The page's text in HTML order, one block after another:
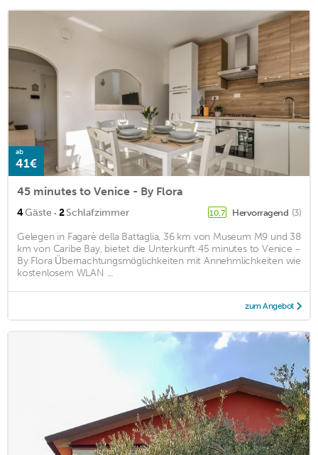
ab
41€
45 minutes to Venice - By Flora
4Gäste · 2Schlafzimmer 10,7 Hervorragend (3)
Gelegen in Fagarè della Battaglia, 36 km von Museum M9 und 38
km von Caribe Bay, bietet die Unterkunft 45 minutes to Venice -
By Flora Übernachtungsmöglichkeiten mit Annehmlichkeiten wie
kostenlosem WLAN ...
zum Angebot